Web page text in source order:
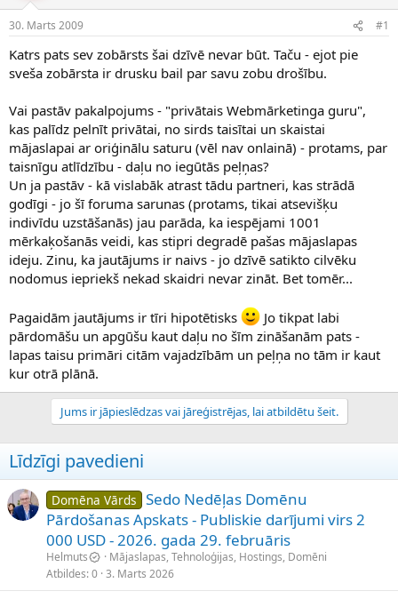
n
a
u
z
ā
c
ē
j
s
a
u
m
30. Marts 2009 #1
Katrs pats sev zobārsts šai dzīvē nevar būt. Taču - ejot pie
sveša zobārsta ir drusku bail par savu zobu drošību.
Vai pastāv pakalpojums - "privātais Webmārketinga guru",
kas palīdz pelnīt privātai, no sirds taisītai un skaistai
mājaslapai ar oriģinālu saturu (vēl nav onlainā) - protams, par
taisnīgu atlīdzību - daļu no iegūtās peļņas?
Un ja pastāv - kā vislabāk atrast tādu partneri, kas strādā
godīgi - jo šī foruma sarunas (protams, tikai atsevišķu
indivīdu uzstāšanās) jau parāda, ka iespējami 1001
mērkaķošanās veidi, kas stipri degradē pašas mājaslapas
ideju. Zinu, ka jautājums ir naivs - jo dzīvē satikto cilvēku
nodomus iepriekš nekad skaidri nevar zināt. Bet tomēr...
Pagaidām jautājums ir tīri hipotētisks
Jo tikpat labi
pārdomāšu un apgūšu kaut daļu no šīm zināšanām pats -
lapas taisu primāri citām vajadzībām un peļņa no tām ir kaut
kur otrā plānā.
Jums ir jāpieslēdzas vai jāreģistrējas, lai atbildētu šeit.
Līdzīgi pavedieni
Domēna Vārds Sedo Nedēļas Domēnu
Pārdošanas Apskats - Publiskie darījumi virs 2
000 USD - 2026. gada 29. februāris
Helmuts
Mājaslapas, Tehnoloģijas, Hostings, Domēni
Atbildes 0 3. Marts 2026